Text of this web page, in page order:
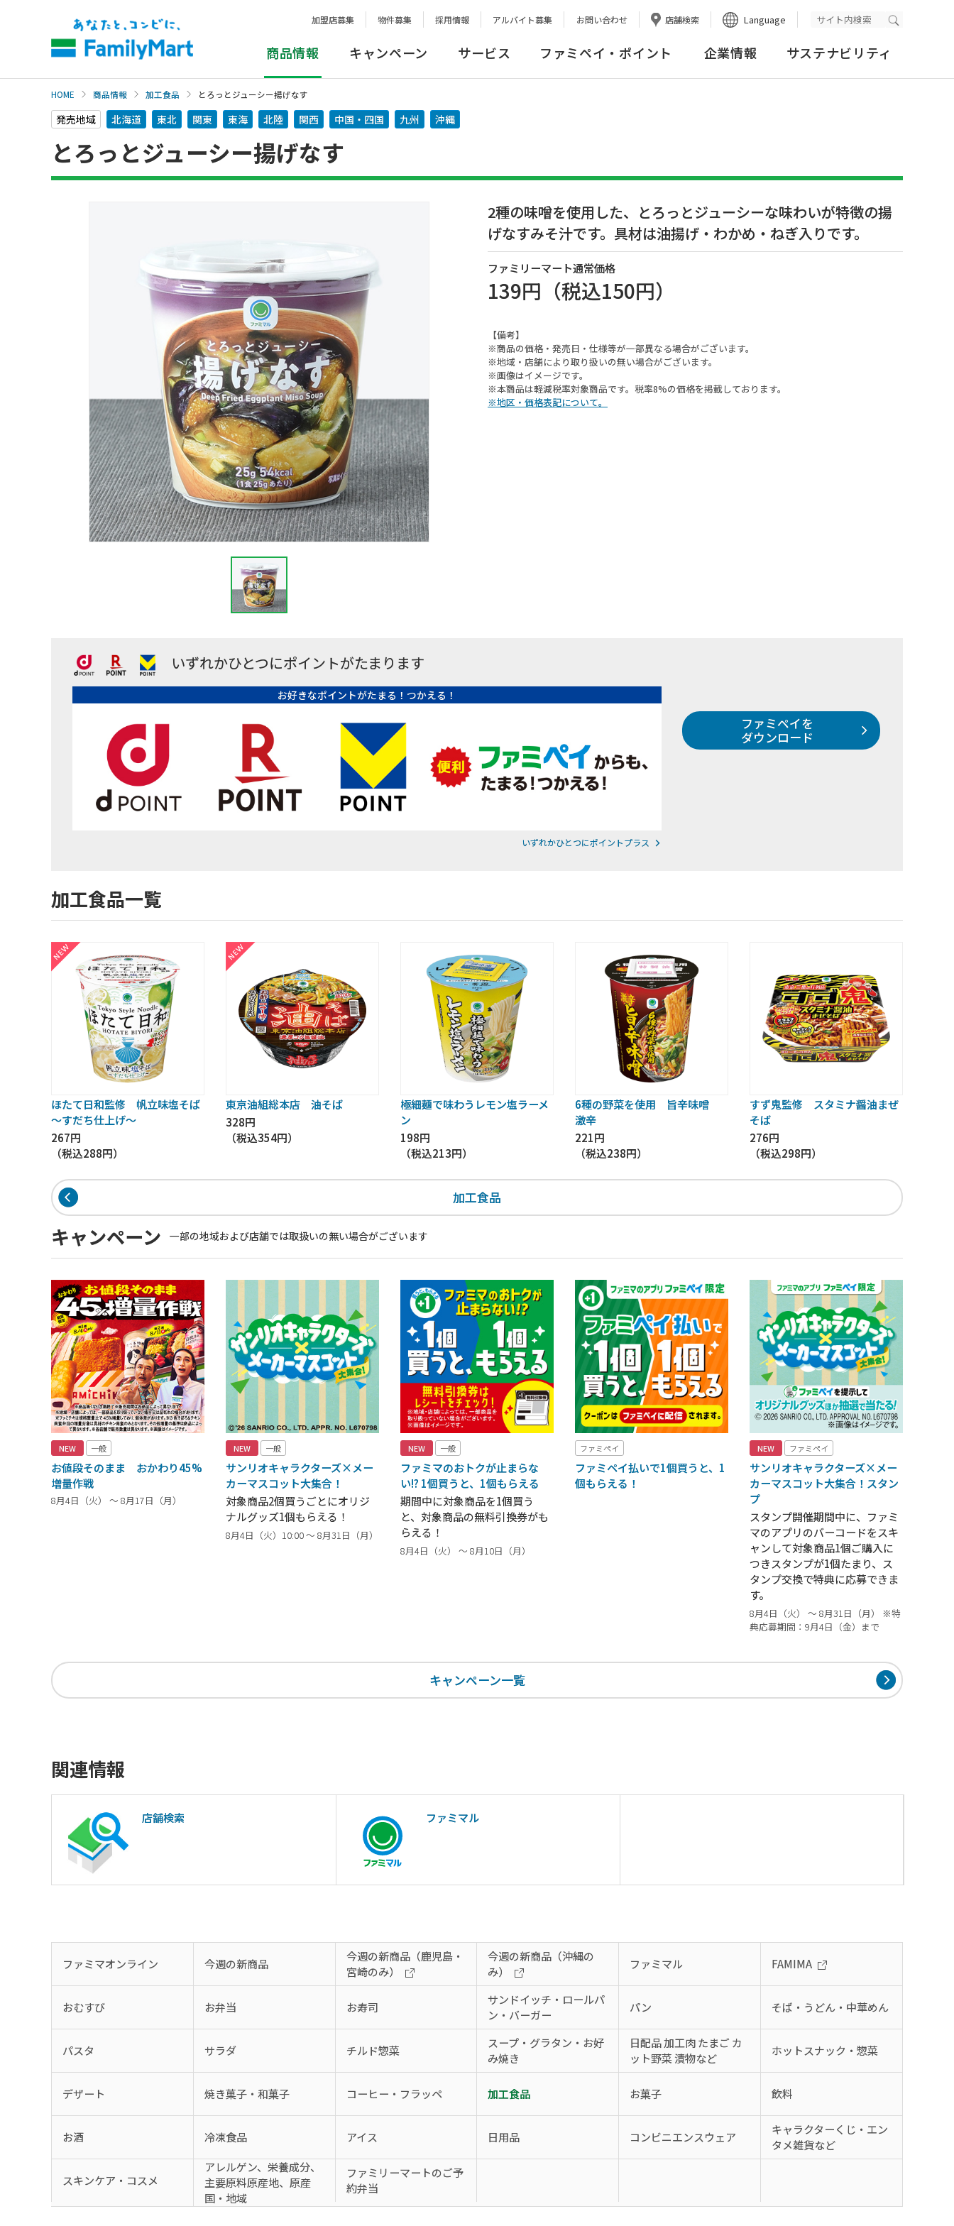
加盟店募集 物件募集 採用情報 アルバイト募集 お問い合わせ 店舗検索 Language 検索実行
商品情報 キャンペーン サービス ファミペイ・ポイント 企業情報 サステナビリティ
HOME 商品情報 加工食品 とろっとジューシー揚げなす
発売地域 北海道 東北 関東 東海 北陸 関西 中国・四国 九州 沖縄
とろっとジューシー揚げなす
2種の味噌を使用した、とろっとジューシーな味わいが特徴の揚
げなすみそ汁です。具材は油揚げ・わかめ・ねぎ入りです。
ファミリーマート通常価格
139円 （税込150円）
【備考】
※商品の価格・発売日・仕様等が一部異なる場合がございます。
※地域・店舗により取り扱いの無い場合がございます。
※画像はイメージです。
※本商品は軽減税率対象商品です。税率8%の価格を掲載しております。
※地区・価格表記について。
いずれかひとつにポイントがたまります
お好きなポイントがたまる！つかえる！
いずれかひとつにポイントプラス
ファミペイを
ダウンロード
加工食品一覧
ほたて日和監修 帆立味塩そば
～すだち仕上げ～
267円
（税込288円）
東京油組総本店 油そば
328円
（税込354円）
極細麺で味わうレモン塩ラーメ
ン
198円
（税込213円）
6種の野菜を使用 旨辛味噌
激辛
221円
（税込238円）
すず鬼監修 スタミナ醤油まぜ
そば
276円
（税込298円）
加工食品
キャンペーン 一部の地域および店舗では取扱いの無い場合がございます
NEW 一般
お値段そのまま おかわり45%
増量作戦
8月4日（火） ～ 8月17日（月）
NEW 一般
サンリオキャラクターズ×メー
カーマスコット大集合！
対象商品2個買うごとにオリジ
ナルグッズ1個もらえる！
8月4日（火）10:00 ～ 8月31日（月）
NEW 一般
ファミマのおトクが止まらな
い!? 1個買うと、1個もらえる
期間中に対象商品を1個買う
と、対象商品の無料引換券がも
らえる！
8月4日（火） ～ 8月10日（月）
ファミペイ
ファミペイ払いで1個買うと、1
個もらえる！
NEW ファミペイ
サンリオキャラクターズ×メー
カーマスコット大集合！スタン
プ
スタンプ開催期間中に、ファミ
マのアプリのバーコードをスキ
ャンして対象商品1個ご購入に
つきスタンプが1個たまり、ス
タンプ交換で特典に応募できま
す。
8月4日（火） ～ 8月31日（月） ※特
典応募期間：9月4日（金）まで
キャンペーン一覧
関連情報
店舗検索 ファミマル
ファミマオンライン 今週の新商品
今週の新商品（鹿児島・
宮崎のみ）
今週の新商品（沖縄の
み）
ファミマル FAMIMA
おむすび お弁当 お寿司
サンドイッチ・ロールパ
ン・バーガー
パン そば・うどん・中華めん
パスタ サラダ チルド惣菜
スープ・グラタン・お好
み焼き
日配品 加工肉 たまご カ
ット野菜 漬物など
ホットスナック・惣菜
デザート 焼き菓子・和菓子 コーヒー・フラッペ 加工食品 お菓子 飲料
お酒 冷凍食品 アイス 日用品 コンビニエンスウェア
キャラクターくじ・エン
タメ雑貨など
スキンケア・コスメ
アレルゲン、栄養成分、
主要原料原産地、原産
国・地域
ファミリーマートのご予
約弁当